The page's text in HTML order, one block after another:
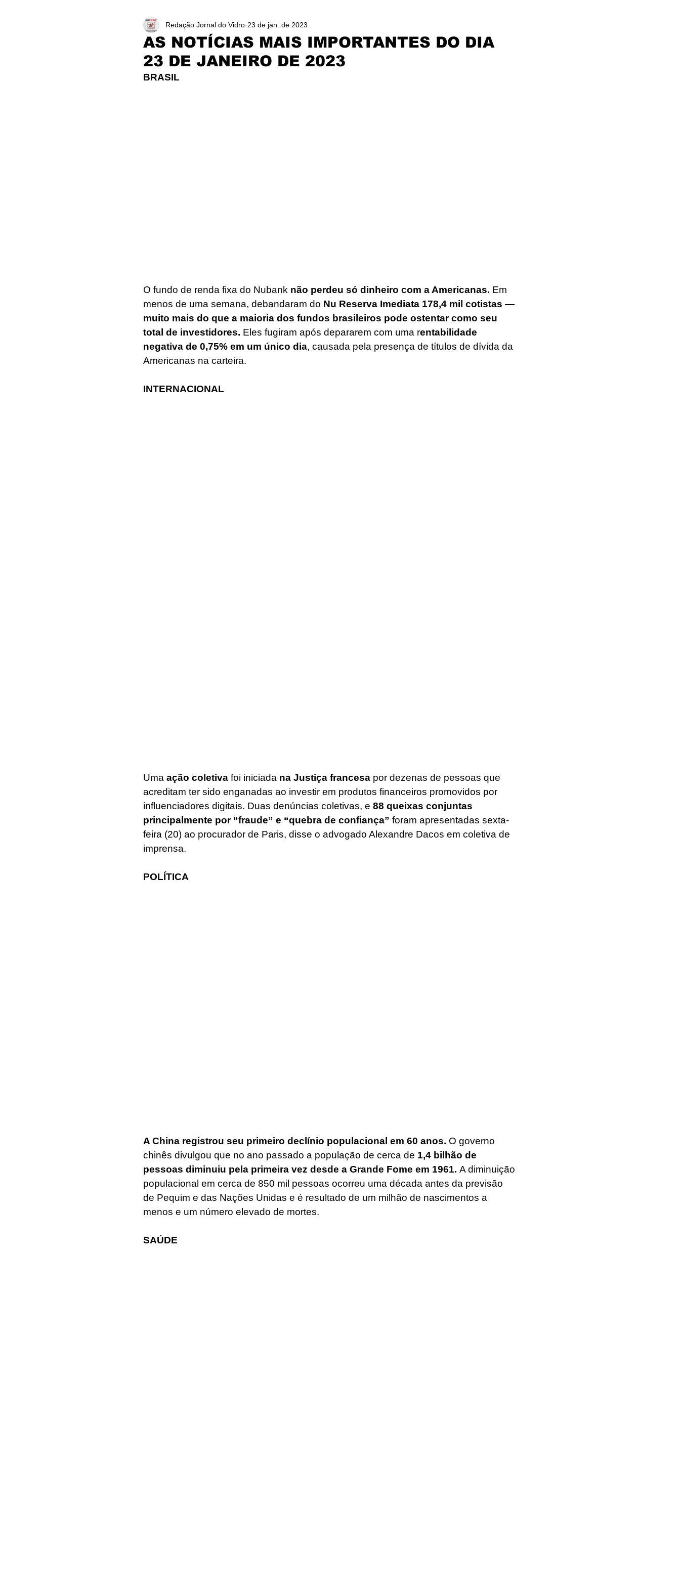
AS NOTÍCIAS MAIS IMPORTANTES DO DIA
23 DE JANEIRO DE 2023
Redação Jornal do Vidro 23 de jan. de 2023
BRASIL
O fundo de renda fixa do Nubank não perdeu só dinheiro com a Americanas. Em
menos de uma semana, debandaram do Nu Reserva Imediata 178,4 mil cotistas —
muito mais do que a maioria dos fundos brasileiros pode ostentar como seu
total de investidores. Eles fugiram após depararem com uma rentabilidade
negativa de 0,75% em um único dia, causada pela presença de títulos de dívida da
Americanas na carteira.
INTERNACIONAL
Uma ação coletiva foi iniciada na Justiça francesa por dezenas de pessoas que
acreditam ter sido enganadas ao investir em produtos financeiros promovidos por
influenciadores digitais. Duas denúncias coletivas, e 88 queixas conjuntas
principalmente por “fraude” e “quebra de confiança” foram apresentadas sexta-
feira (20) ao procurador de Paris, disse o advogado Alexandre Dacos em coletiva de
imprensa.
POLÍTICA
A China registrou seu primeiro declínio populacional em 60 anos. O governo
chinês divulgou que no ano passado a população de cerca de 1,4 bilhão de
pessoas diminuiu pela primeira vez desde a Grande Fome em 1961. A diminuição
populacional em cerca de 850 mil pessoas ocorreu uma década antes da previsão
de Pequim e das Nações Unidas e é resultado de um milhão de nascimentos a
menos e um número elevado de mortes.
SAÚDE